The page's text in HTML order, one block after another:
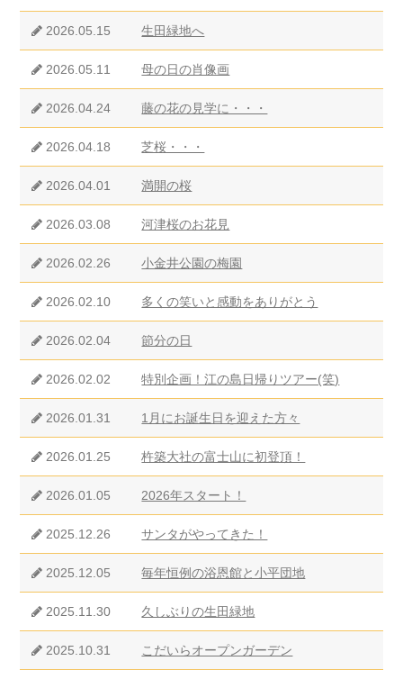
2026.05.15 生田緑地へ
2026.05.11 母の日の肖像画
2026.04.24 藤の花の見学に・・・
2026.04.18 芝桜・・・
2026.04.01 満開の桜
2026.03.08 河津桜のお花見
2026.02.26 小金井公園の梅園
2026.02.10 多くの笑いと感動をありがとう
2026.02.04 節分の日
2026.02.02 特別企画！江の島日帰りツアー(笑)
2026.01.31 1月にお誕生日を迎えた方々
2026.01.25 杵築大社の富士山に初登頂！
2026.01.05 2026年スタート！
2025.12.26 サンタがやってきた！
2025.12.05 毎年恒例の浴恩館と小平団地
2025.11.30 久しぶりの生田緑地
2025.10.31 こだいらオープンガーデン